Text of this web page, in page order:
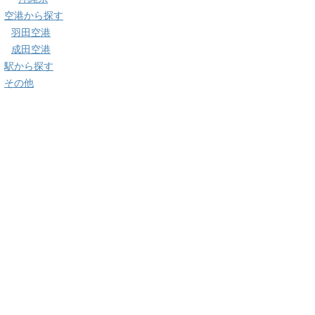
空港から探す
羽田空港
成田空港
駅から探す
その他